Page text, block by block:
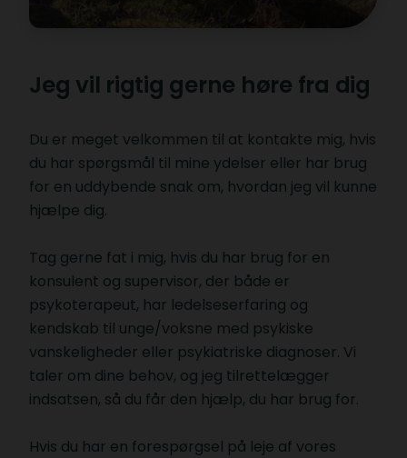
Jeg vil rigtig gerne høre fra dig
Du er meget velkommen til at kontakte mig, hvis
du har spørgsmål til mine ydelser eller har brug
for en uddybende snak om, hvordan jeg vil kunne
hjælpe dig.
Tag gerne fat i mig, hvis du har brug for en
konsulent og supervisor, der både er
psykoterapeut, har ledelseserfaring og
kendskab til unge/voksne med psykiske
vanskeligheder eller psykiatriske diagnoser. Vi
taler om dine behov, og jeg tilrettelægger
indsatsen, så du får den hjælp, du har brug for.
Hvis du har en forespørgsel på leje af vores